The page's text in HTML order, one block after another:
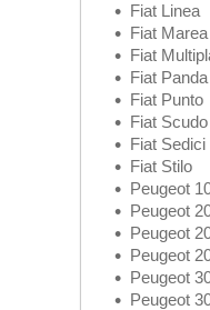
Fiat Linea
Fiat Marea
Fiat
Fiat Panda
Fiat Punto
Fiat Scudo
Fiat Sedici
Fiat Stilo
Peugeot
Peugeot
Peugeot
Peugeot
Peugeot
Peugeot